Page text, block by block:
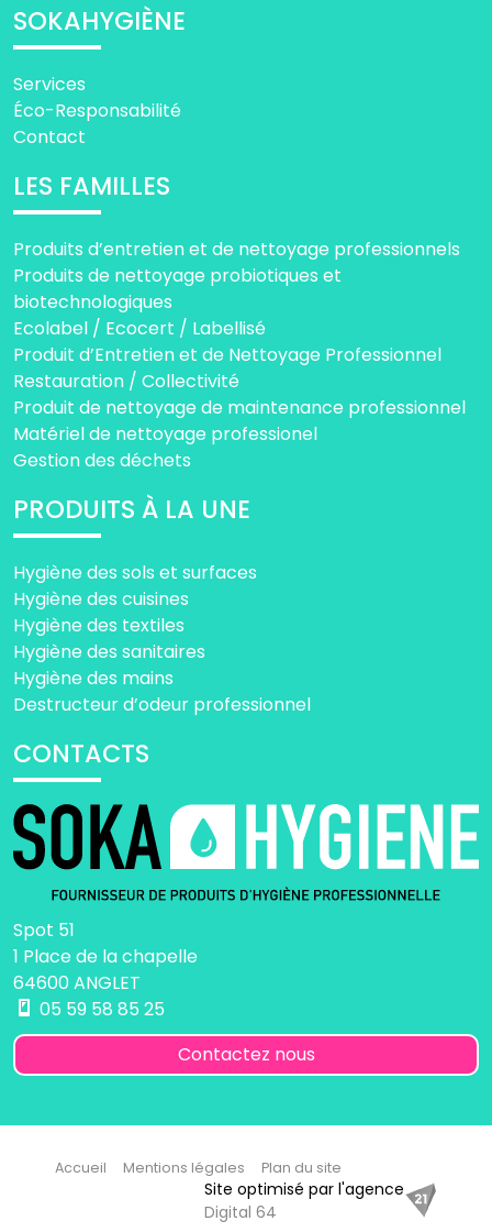
SOKAHYGIÈNE
Services
Éco-Responsabilité
Contact
LES FAMILLES
Produits d’entretien et de nettoyage professionnels
Produits de nettoyage probiotiques et
biotechnologiques
Ecolabel / Ecocert / Labellisé
Produit d’Entretien et de Nettoyage Professionnel
Restauration / Collectivité
Produit de nettoyage de maintenance professionnel
Matériel de nettoyage professionel
Gestion des déchets
PRODUITS À LA UNE
Hygiène des sols et surfaces
Hygiène des cuisines
Hygiène des textiles
Hygiène des sanitaires
Hygiène des mains
Destructeur d’odeur professionnel
CONTACTS
Spot 51
1 Place de la chapelle
64600 ANGLET
05 59 58 85 25
Contactez nous
Accueil Mentions légales Plan du site
Site optimisé par l'agence
Digital 64